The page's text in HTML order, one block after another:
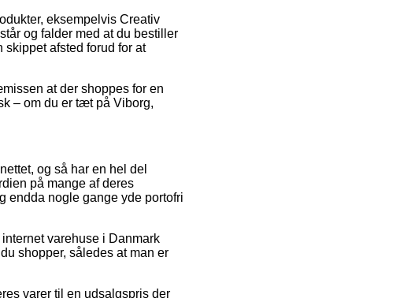
eksempelvis Creativ
og falder med at du bestiller
skippet afsted forud for at
at der shoppes for en
– om du er tæt på Viborg,
og så har en hel del
på mange af deres
endda nogle gange yde portofri
varehuse i Danmark
shopper, således at man er
varer til en udsalgspris der